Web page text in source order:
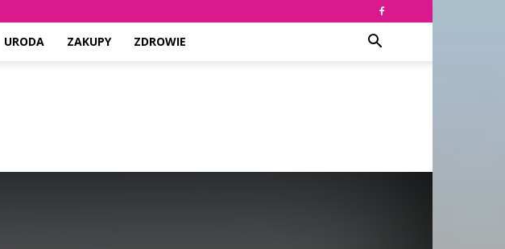
URODA ZAKUPY ZDROWIE